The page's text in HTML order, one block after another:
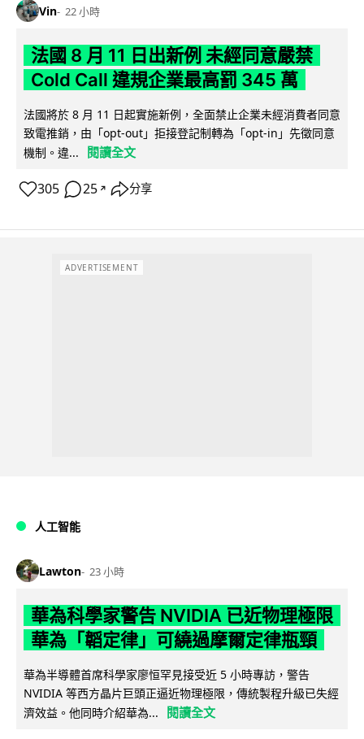
Vin 22 小時
法國 8 月 11 日出新例 未經同意嚴禁
Cold Call 違規企業最高罰 345 萬
法國將於 8 月 11 日起實施新例，全面禁止企業未經消費者同意
致電推銷，由「opt-out」拒接登記制轉為「opt-in」先徵同意
機制。違...
閱讀全文
305 25 ↗ 分享
ADVERTISEMENT
人工智能
Lawton 23 小時
華為科學家警告 NVIDIA 已近物理極限
華為「韜定律」可繞過摩爾定律瓶頸
華為半導體首席科學家廖恒罕見接受近 5 小時專訪，警告
NVIDIA 等西方晶片巨頭正逼近物理極限，傳統製程升級已失經
濟效益。他同時介紹華為...
閱讀全文